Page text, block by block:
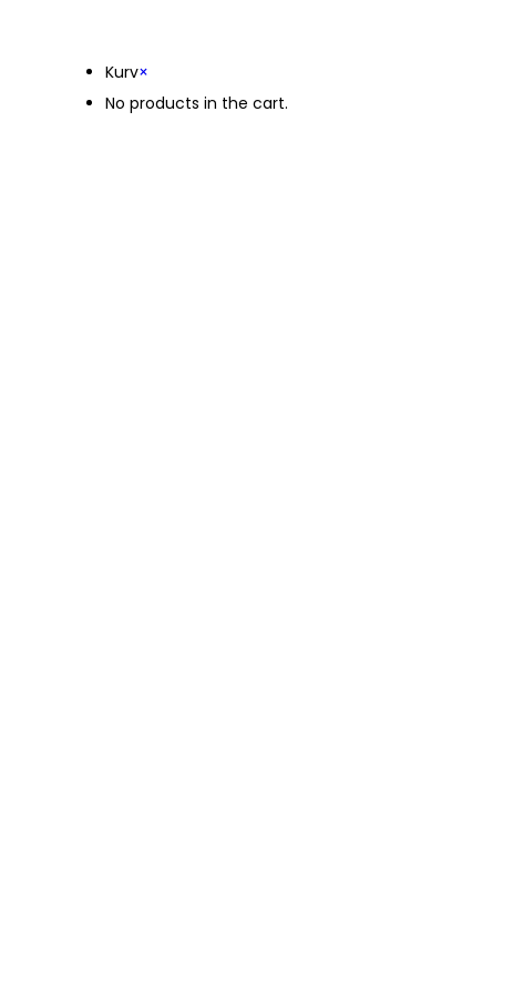
Kurv×
No products in the cart.